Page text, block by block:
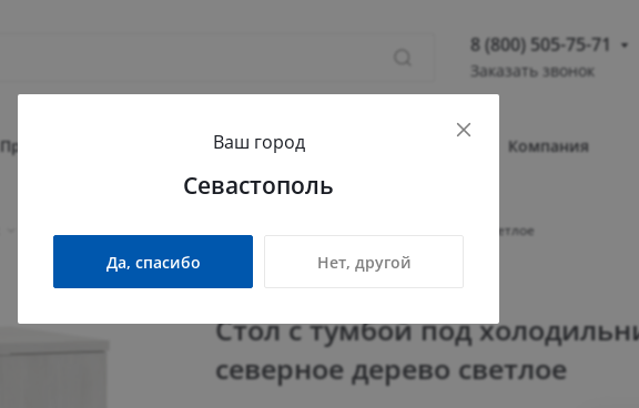
8 (800) 505-75-71
Севастополь
Заказать звонок
Прихожая Гостиная Детская Компания
Стол с тумбой под холодильник Виктория ВИ-12 северное дерево светлое
Стол с тумбой под
северное дерево светлое
Ваш город
Севастополь
Да, спасибо Нет, другой